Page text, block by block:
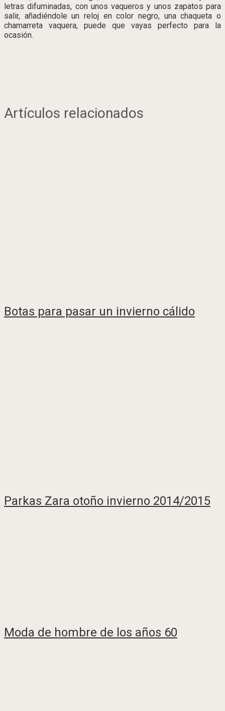
letras difuminadas, con unos vaqueros y unos zapatos para
salir, añadiéndole un reloj en color negro, una chaqueta o
chamarreta vaquera, puede que vayas perfecto para la
ocasión.
Artículos relacionados
Botas para pasar un invierno cálido
Parkas Zara otoño invierno 2014/2015
Moda de hombre de los años 60